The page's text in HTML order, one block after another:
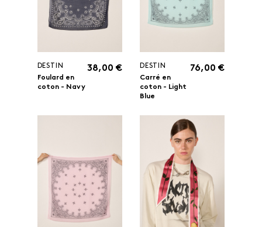
DESTIN
Foulard en
coton - Navy
38,00 €
DESTIN
Carré en
coton - Light
Blue
76,00 €